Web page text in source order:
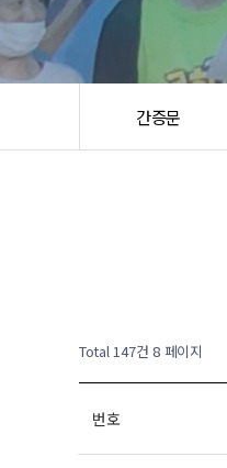
간증문
Total 147건 8 페이지
번호